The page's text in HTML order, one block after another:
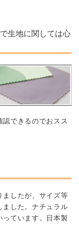
生地に関しては心
できるのでおスス
ましたが、サイズ等
した。 ナチュラル
っています。日本製